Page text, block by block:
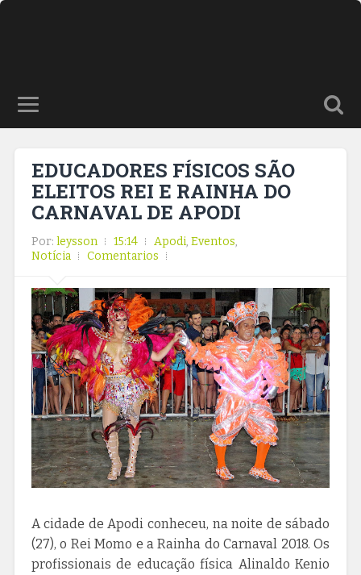
EDUCADORES FÍSICOS SÃO
ELEITOS REI E RAINHA DO
CARNAVAL DE APODI
Por: leysson 15:14 Apodi, Eventos,
Notícia
Comentarios
A cidade de Apodi conheceu, na noite de sábado
(27), o Rei Momo e a Rainha do Carnaval 2018. Os
profissionais de educação física Alinaldo Kenio